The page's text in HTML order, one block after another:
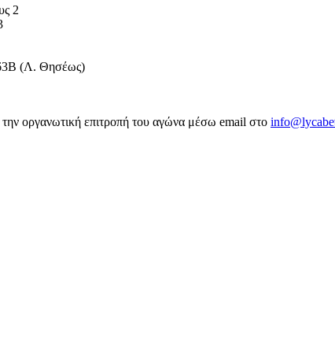
2
(Λ. Θησέως)
την οργανωτική επιτροπή του αγώνα μέσω email στο